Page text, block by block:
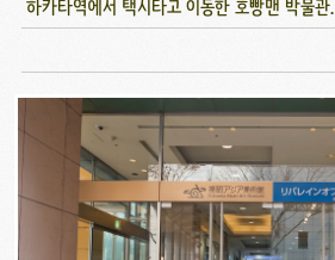
하카타역에서 택시타고 이동한 호빵맨 박물관.